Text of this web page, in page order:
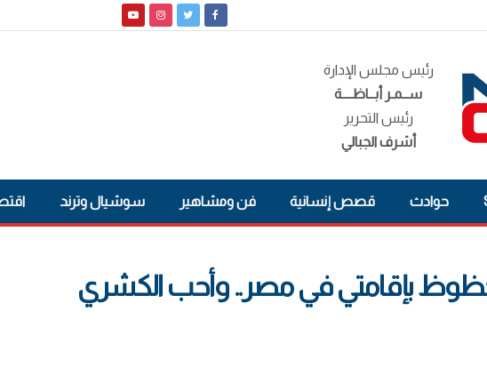
رئيس مجلس الإدارة
ســمـر أبــاظــــة
رئيس التحرير
أشرف الجبالي
حوادث قصص إنسانية فن ومشاهير سوشيال وترند
بإقامتي في مصر.. وأحب الكشري